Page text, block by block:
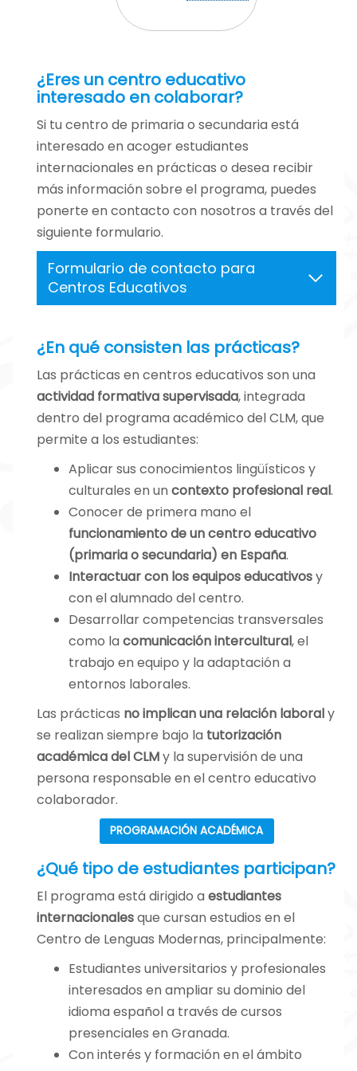
Desde hace casi
una década, somos
que implementa el
aprendizaje del
inglés de manera
curricular desde
Infantil hasta
Secundaria.
En colaboración
con el Centro de
Lenguas Modernas
de la Universidad
experiencia
educativa con
actividades
comunicativas y
culturales.
Además,
fomentamos el
aprendizaje global
a través de viajes
culturales al Reino
Unido (3º ESO) y a
Estados Unidos (2º
ESO), así como
mediante
intercambios
4º ESO con
Alemania.
Nuestro colegio
apuesta por una
formación que
alumnos no solo
académicamente,
sino también como
ciudadanos del
culturas.
Instituciones
oferta educativa.
Pretendemos que
nuestro alumnado
tenga las
herramientas
adecuadas para
participar en la
agentes de
cambio.
¿Eres un centro educativo
interesado en colaborar?
Si tu centro de primaria o secundaria está
interesado en acoger estudiantes
internacionales en prácticas o desea recibir
más información sobre el programa, puedes
ponerte en contacto con nosotros a través del
siguiente formulario.
Formulario de contacto para
Centros Educativos
¿En qué consisten las prácticas?
Las prácticas en centros educativos son una
actividad formativa supervisada, integrada
dentro del programa académico del CLM, que
permite a los estudiantes:
Aplicar sus conocimientos lingüísticos y
culturales en uncontexto profesional real.
Conocer de primera mano el
funcionamiento de un centro educativo
(primaria o secundaria) en España.
Interactuar con los equipos educativosy
con el alumnado del centro.
Desarrollar competencias transversales
como lacomunicación intercultural, el
trabajo en equipo y la adaptación a
entornos laborales.
Las prácticas no implican una relación laboraly
se realizan siempre bajo la tutorización
académica del CLMy la supervisión de una
persona responsable en el centro educativo
colaborador.
PROGRAMACIÓN ACADÉMICA
¿Qué tipo de estudiantes participan?
El programa está dirigido aestudiantes
internacionalesque cursan estudios en el
Centro de Lenguas Modernas, principalmente:
Estudiantes universitarios y profesionales
interesados en ampliar su dominio del
idioma español a través de cursos
presenciales en Granada.
Con interés y formación en el ámbito